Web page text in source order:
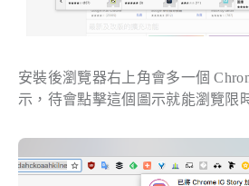
安裝後瀏覽器右上角會多一個
示，待會點擊這個圖示就能瀏覽限